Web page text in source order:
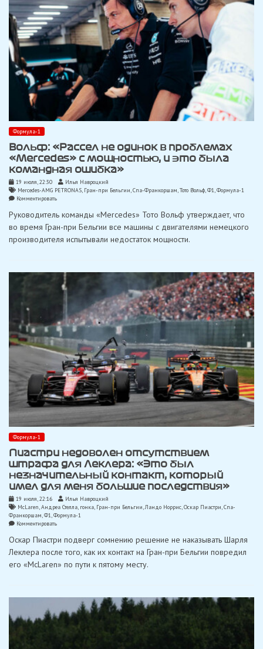
Формула-1
Вольф: «Рассел не одинок в проблемах
«Mercedes» с мощностью, и это была
командная ошибка»
19 июля, 22:30
Илья Навроцкий
Mercedes-AMG PETRONAS, Гран-при Бельгии,Спа-Франкоршам,Тото Вольф,Ф1,Формула-1
Комментироватьon
«Рассел
одинок
в
мощностью,
это
командная
ошибка»
Руководитель команды «Mercedes» Тото Вольф утверждает, что
во время Гран-при Бельгии все машины с двигателями немецкого
производителя испытывали недостаток мощности.
Формула-1
Пиастри недоволен отсутствием
штрафа для Леклера: «Это был
незначительный контакт, который
имел для меня большие последствия»
19 июля, 22:16
Илья Навроцкий
McLaren,Андреа Стелла, гонка, Гран-при Бельгии,Ландо Норрис,Оскар Пиастри,Спа-
Франкоршам,Ф1,Формула-1
Комментироватьon
недоволен
штрафа
для
незначительный
который
Оскар Пиастри подверг сомнению решение не наказывать Шарля
Леклера после того, как их контакт на Гран-при Бельгии повредил
его «McLaren» по пути к пятому месту.